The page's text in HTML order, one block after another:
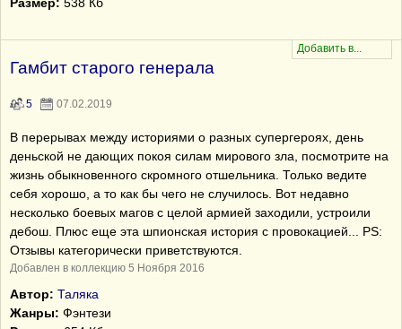
Гамбит старого генерала
5 07.02.2019
В перерывах между историями о разных супергероях, день
деньской не дающих покоя силам мирoвого зла, посмотрите на
жизнь обыкновенного скромного отшельника. Только ведите
себя хорошо, а то как бы чего не случилось. Вот недавно
несколько боевых магов с целой армией заходили, устроили
дебош. Плюс еще эта шпионская история с провокацией... PS:
Отзывы категорически приветствуются.
Добавлен в коллекцию 5 Ноября 2016
Автор: Таляка
Жанры: Фэнтези